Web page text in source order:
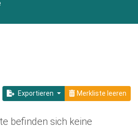
Exportieren Merkliste leeren
befinden sich keine